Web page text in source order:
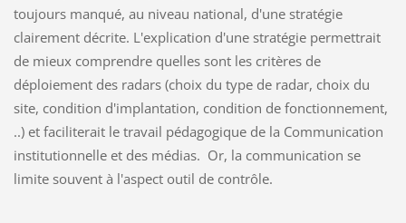
toujours manqué, au niveau national, d'une stratégie
clairement décrite. L'explication d'une stratégie permettrait
de mieux comprendre quelles sont les critères de
déploiement des radars (choix du type de radar, choix du
site, condition d'implantation, condition de fonctionnement,
..) et faciliterait le travail pédagogique de la Communication
institutionnelle et des médias. Or, la communication se
limite souvent à l'aspect outil de contrôle.